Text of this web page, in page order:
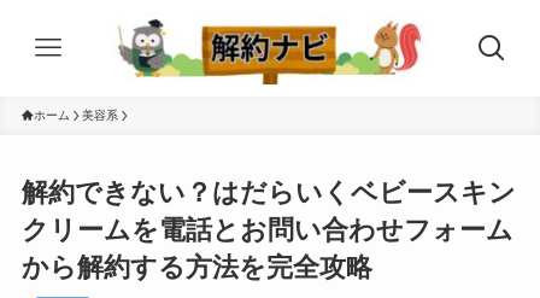
ホーム 美容系
解約できない？はだらいくベビースキン
クリームを電話とお問い合わせフォーム
から解約する方法を完全攻略